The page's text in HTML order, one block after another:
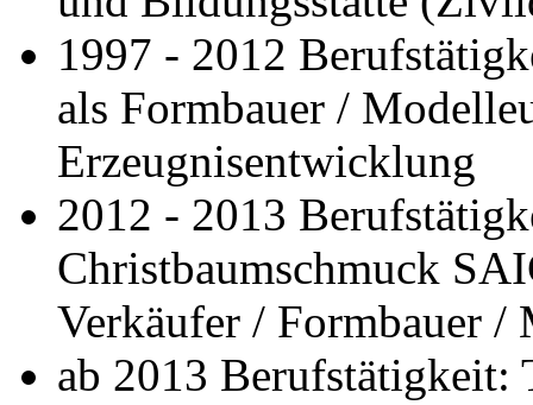
1997 - 2012
als Formbauer /
Erzeugnisentwicklung
2012 - 2013
Christbaumschmuck
Verkäufer / Formbauer /
ab 2013 Berufstätigkeit: